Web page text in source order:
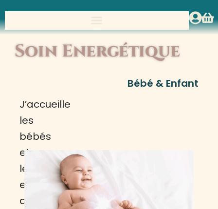
Soin Energétique
Bébé & Enfant
J’accueille
les
bébés
et
les
enfants
dans